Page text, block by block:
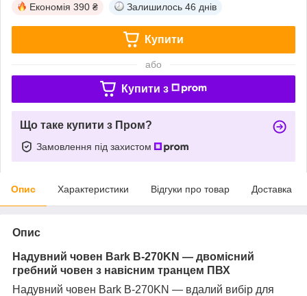
Економія 390 ₴ Залишилось 46 днів
Купити
або
Купити з
Що таке купити з Пром?
Замовлення під захистом
Опис Характеристики Відгуки про товар Доставка
Опис
Надувний човен Bark B-270KN — двомісний
гребний човен з навісним транцем ПВХ
Надувний човен Bark B-270KN — вдалий вибір для